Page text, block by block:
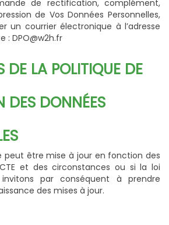
de rectification, complément,
de Vos Données Personnelles,
un courrier électronique à l’adresse
: DPO@w2h.fr
DE LA POLITIQUE DE
DES DONNÉES
peut être mise à jour en fonction des
et des circonstances ou si la loi
invitons par conséquent à prendre
des mises à jour.